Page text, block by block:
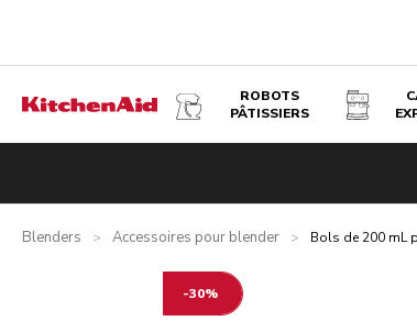
ROBOTS
PÂTISSIERS
Blenders > Accessoires pour blender > Bols de 200 mL
-30%